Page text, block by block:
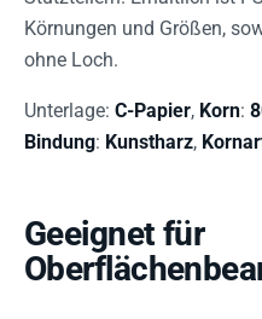
Körnungen und Größen,
ohne Loch.
Unterlage: C-Papier, Korn:
Bindung: Kunstharz,
Geeignet für